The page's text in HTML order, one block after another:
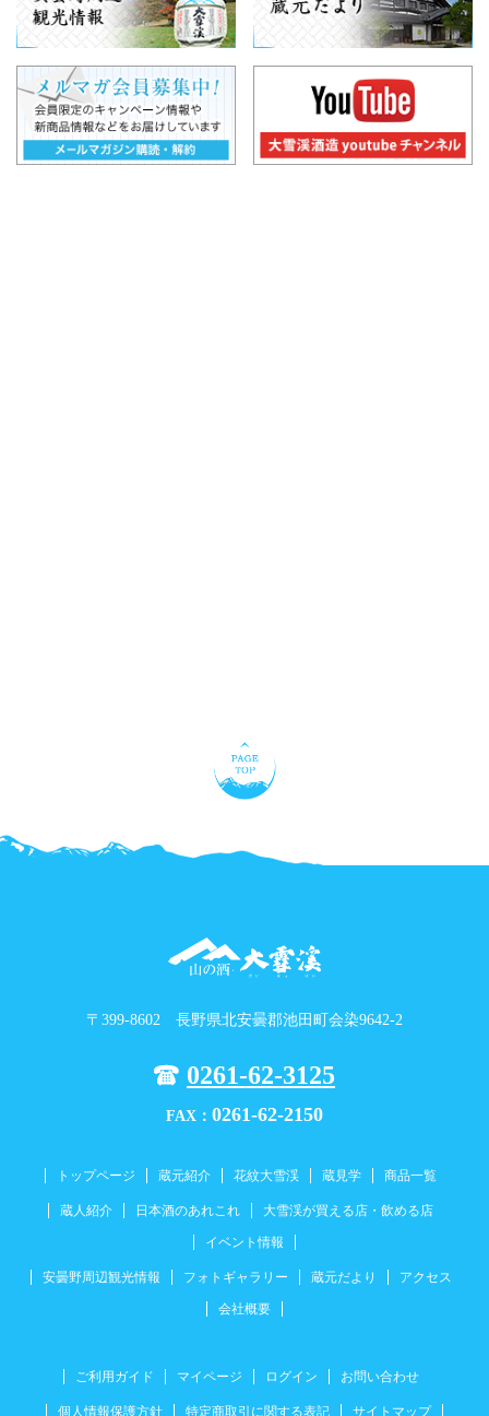
〒399-8602 長野県北安曇郡池田町会染9642-2
0261-62-3125
FAX： 0261-62-2150
トップページ 蔵元紹介 花紋大雪渓 蔵見学 商品一覧
蔵人紹介 日本酒のあれこれ 大雪渓が買える店・飲める店
イベント情報
安曇野周辺観光情報 フォトギャラリー 蔵元だより アクセス
会社概要
ご利用ガイド マイページ ログイン お問い合わせ
個人情報保護方針 特定商取引に関する表記 サイトマップ